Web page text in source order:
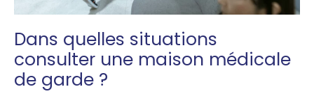
Dans quelles situations
consulter une maison médicale
de garde ?